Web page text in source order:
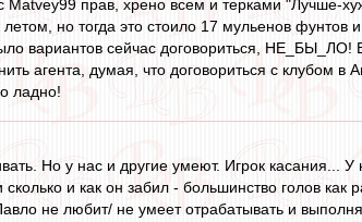
прав, хрено всем и терками "Лучше-
но тогда это стоило 17 мульенов
вариантов сейчас договориться, НЕ_БЫ_ЛО!
агента, думая, что договориться с клубом
ладно!
Но у нас и другие умеют. Игрок касания...
и как он забил - большинство голов как
не любит/ не умеет отрабатывать и